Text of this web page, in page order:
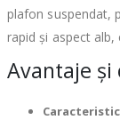
plafon suspendat,
rapid și aspect alb,
Avantaje